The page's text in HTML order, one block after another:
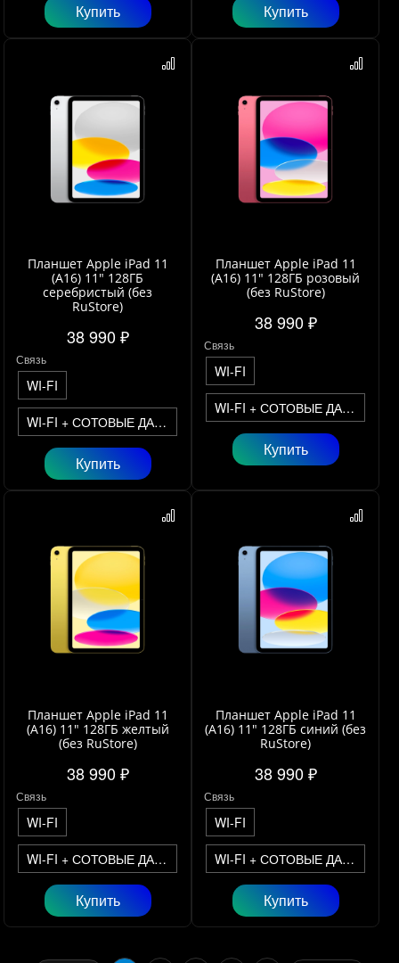
Купить Купить
Планшет Apple iPad 11
(A16) 11" 128ГБ
серебристый (без
RuStore)
38 990 ₽
Связь
WI-FI
WI-FI + СОТОВЫЕ ДАННЫЕ
Купить
Планшет Apple iPad 11
(A16) 11" 128ГБ розовый
(без RuStore)
38 990 ₽
Связь
WI-FI
WI-FI + СОТОВЫЕ ДАННЫЕ
Купить
Планшет Apple iPad 11
(A16) 11" 128ГБ желтый
(без RuStore)
38 990 ₽
Связь
WI-FI
WI-FI + СОТОВЫЕ ДАННЫЕ
Купить
Планшет Apple iPad 11
(A16) 11" 128ГБ синий (без
RuStore)
38 990 ₽
Связь
WI-FI
WI-FI + СОТОВЫЕ ДАННЫЕ
Купить